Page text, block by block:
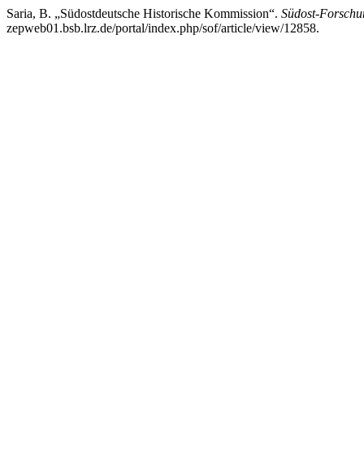
Saria, B. „Südostdeutsche Historische Kommission“. Südost-
zepweb01.bsb.lrz.de/portal/index.php/sof/article/view/12858.